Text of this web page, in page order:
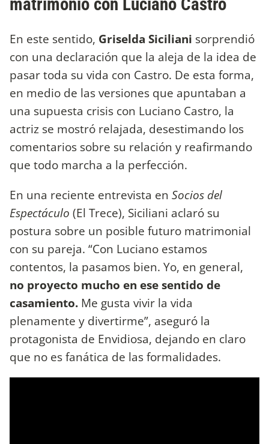
En este sentido, Griselda Siciliani sorprendió
con una declaración que la aleja de la idea de
pasar toda su vida con Castro. De esta forma,
en medio de las versiones que apuntaban a
una supuesta crisis con Luciano Castro, la
actriz se mostró relajada, desestimando los
comentarios sobre su relación y reafirmando
que todo marcha a la perfección.
En una reciente entrevista en Socios del
Espectáculo (El Trece), Siciliani aclaró su
postura sobre un posible futuro matrimonial
con su pareja. “Con Luciano estamos
contentos, la pasamos bien. Yo, en general,
no proyecto mucho en ese sentido de
casamiento. Me gusta vivir la vida
plenamente y divertirme”, aseguró la
protagonista de Envidiosa, dejando en claro
que no es fanática de las formalidades.